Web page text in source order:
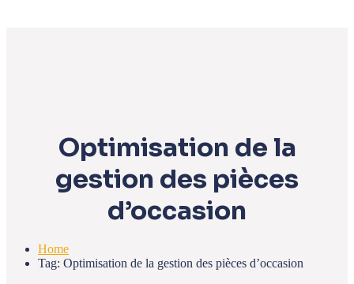
Optimisation de la
gestion des pièces
d’occasion
Home
Tag: Optimisation de la gestion des pièces d’occasion